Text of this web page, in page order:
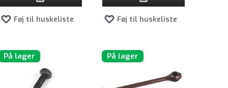
Føj til huskeliste Føj til huskeliste
På lager På lager